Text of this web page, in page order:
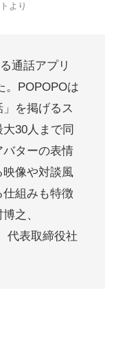
より
通話アプリ
。POPOPOは
」を掲げるス
30人まで同
ターの表情
像や対談風
組みも特徴
之、
代表取締役社